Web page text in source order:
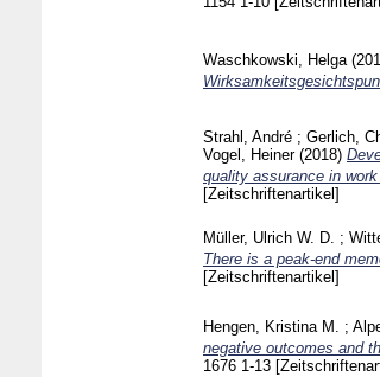
Waschkowski, Helga
Strahl, André ; Gerlich,
Vogel, Heiner (2018)
quality assurance in
[Zeitschriftenartikel]
Müller, Ulrich W. D. ;
There is a peak-end
[Zeitschriftenartikel]
Hengen, Kristina M. ;
negative outcomes and
1676 1-13